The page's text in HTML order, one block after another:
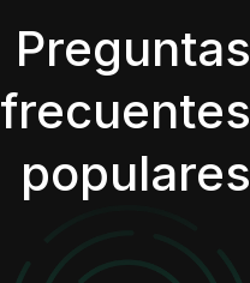
Preguntas
frecuentes
populares